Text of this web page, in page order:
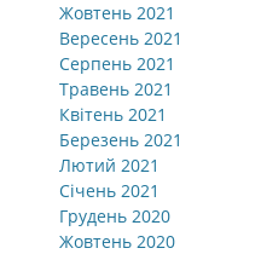
Жовтень 2021
Вересень 2021
Серпень 2021
Травень 2021
Квітень 2021
Березень 2021
Лютий 2021
Січень 2021
Грудень 2020
Жовтень 2020